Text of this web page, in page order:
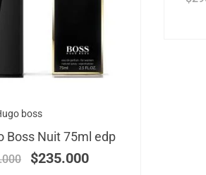
boss
Boss Nuit 75ml edp
$235.000